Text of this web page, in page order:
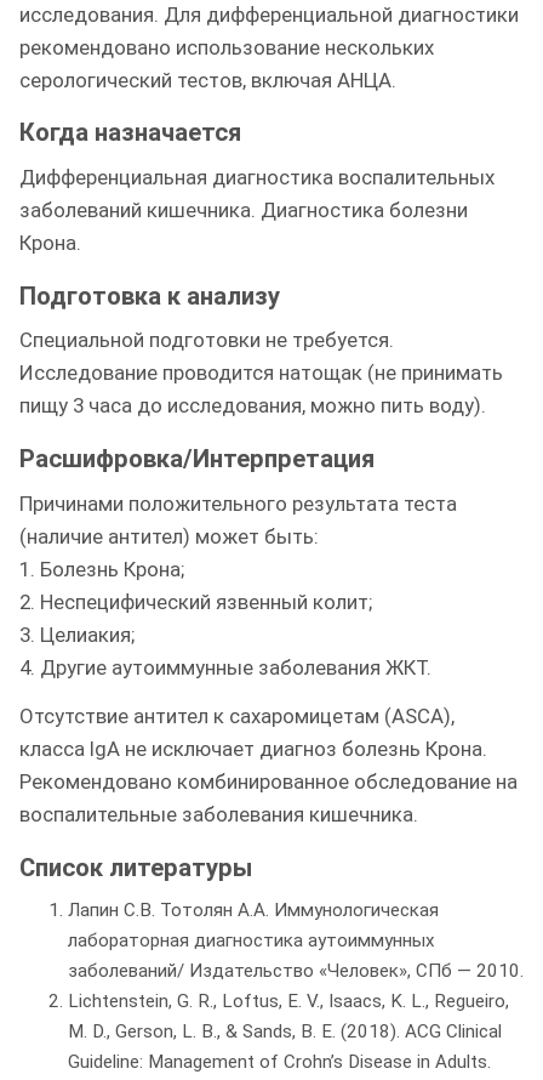
исследования. Для дифференциальной диагностики
рекомендовано использование нескольких
серологический тестов, включая АНЦА.
Когда назначается
Дифференциальная диагностика воспалительных
заболеваний кишечника. Диагностика болезни
Крона.
Подготовка к анализу
Специальной подготовки не требуется.
Исследование проводится натощак (не принимать
пищу 3 часа до исследования, можно пить воду).
Расшифровка/Интерпретация
Причинами положительного результата теста
(наличие антител) может быть:
1. Болезнь Крона;
2. Неспецифический язвенный колит;
3. Целиакия;
4. Другие аутоиммунные заболевания ЖКТ.
Отсутствие антител к сахаромицетам (ASCA),
класса IgA не исключает диагноз болезнь Крона.
Рекомендовано комбинированное обследование на
воспалительные заболевания кишечника.
Список литературы
Лапин С.В. Тотолян А.А. Иммунологическая
лабораторная диагностика аутоиммунных
заболеваний/ Издательство «Человек», СПб — 2010.
Lichtenstein, G. R., Loftus, E. V., Isaacs, K. L., Regueiro,
M. D., Gerson, L. B., & Sands, B. E. (2018). ACG Clinical
Guideline: Management of Crohn’s Disease in Adults.